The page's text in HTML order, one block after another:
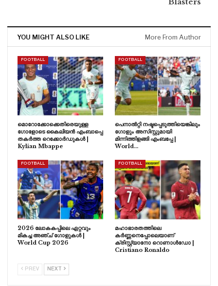
YOU MIGHT ALSO LIKE More From Author
FOOTBALL
മൊറോക്കോക്കെതിരെയുള്ള
ഗോളോടെ കൈലിയൻ എംബാപ്പെ
തകർത്ത റെക്കോർഡുകൾ |
Kylian Mbappe
FOOTBALL
പെനാൽറ്റി നഷ്ടപ്പെടുത്തിയെങ്കിലും
ഗോളും അസിസ്റ്റുമായി
മിന്നിത്തിളങ്ങി എംബപ്പേ |
World…
FOOTBALL
2026 ലോകകപ്പിലെ ഏറ്റവും
മികച്ച അഞ്ച് ഗോളുകൾ |
World Cup 2026
FOOTBALL
മഹാഭാരതത്തിലെ
കർണ്ണനെപ്പോലെയാണ്
ക്രിസ്റ്റ്യാനോ റൊണാൾഡോ |
Cristiano Ronaldo
PREV NEXT